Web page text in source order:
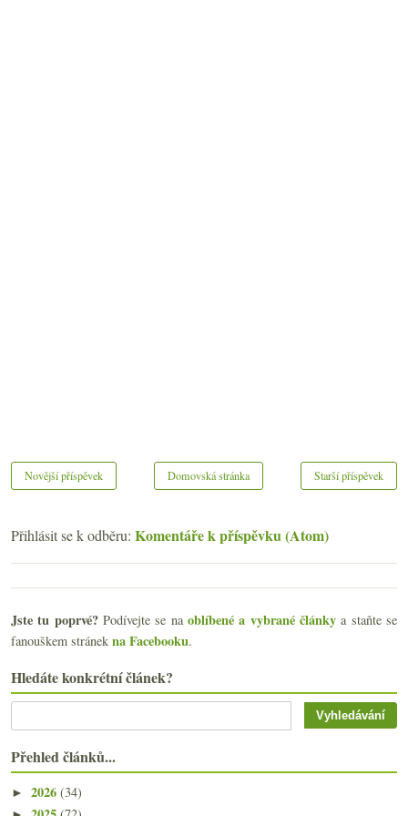
Novější příspěvek Starší příspěvek
Domovská stránka
Přihlásit se k odběru: Komentáře k příspěvku (Atom)
Jste tu poprvé?Podívejte se naoblíbené a vybrané články a staňte se
fanouškem stránek na Facebooku.
Hledáte konkrétní článek?
Přehled článků...
► 2026 (34)